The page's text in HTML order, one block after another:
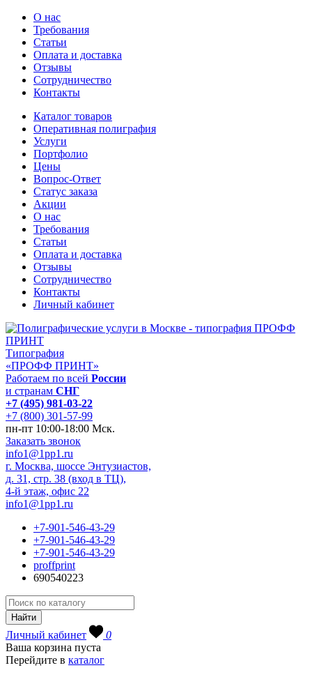
О нас
Требования
Статьи
Оплата и доставка
Отзывы
Сотрудничество
Контакты
Каталог товаров
Оперативная полиграфия
Услуги
Портфолио
Цены
Вопрос-Ответ
Статус заказа
Акции
О нас
Требования
Статьи
Оплата и доставка
Отзывы
Сотрудничество
Контакты
Личный кабинет
Типография
«ПРОФФ ПРИНТ»
Работаем по всей России
и странам СНГ
+7 (495) 981-03-22
+7 (800) 301-57-99
пн-пт 10:00-18:00 Мск.
Заказать звонок
info1@1pp1.ru
г. Москва, шоссе Энтузиастов,
д. 31, стр. 38 (вход в ТЦ),
4-й этаж, офис 22
info1@1pp1.ru
+7-901-546-43-29
+7-901-546-43-29
+7-901-546-43-29
proffprint
690540223
Личный кабинет
0
Ваша корзина пуста
Перейдите в каталог